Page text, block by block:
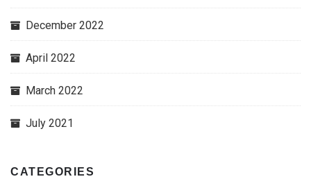
December 2022
April 2022
March 2022
July 2021
CATEGORIES